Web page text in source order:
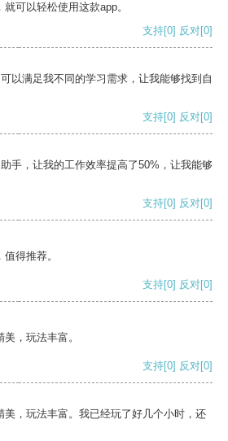
可以轻松使用这款app。
支持[0] 反对[0]
以满足我不同的学习需求，让我能够找到自
支持[0] 反对[0]
手，让我的工作效率提高了50%，让我能够
支持[0] 反对[0]
得推荐。
支持[0] 反对[0]
，玩法丰富。
支持[0] 反对[0]
美，玩法丰富。我已经玩了好几个小时，还